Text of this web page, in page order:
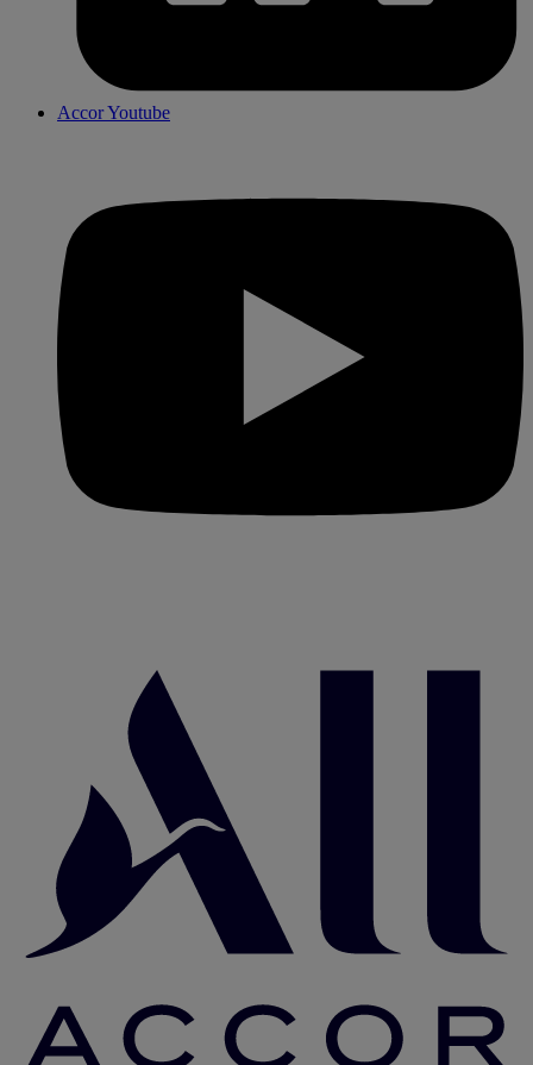
Accor Youtube